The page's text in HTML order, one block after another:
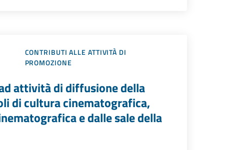
CONTRIBUTI ALLE ATTIVITÀ DI
PROMOZIONE
attività di diffusione della
di cultura cinematografica,
e dalle sale della